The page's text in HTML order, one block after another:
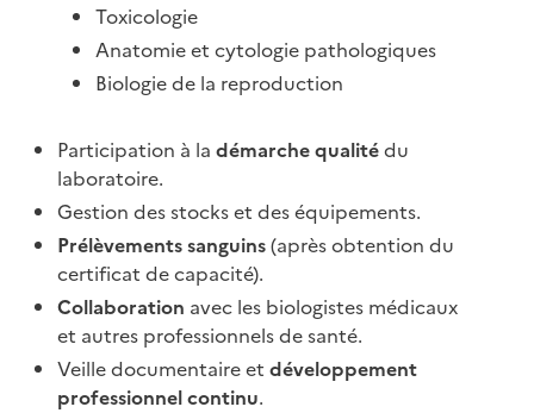
Toxicologie
Anatomie et cytologie pathologiques
Biologie de la reproduction
Participation à la démarche qualitédu
laboratoire.
Gestion des stocks et des équipements.
Prélèvements sanguins(après obtention du
certificat de capacité).
Collaboration avec les biologistes médicaux
et autres professionnels de santé.
Veille documentaire et développement
professionnel continu.